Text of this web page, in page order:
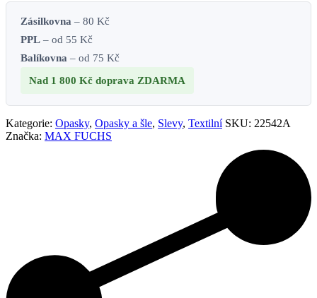
Zásilkovna – 80 Kč
PPL – od 55 Kč
Balíkovna – od 75 Kč
Nad 1 800 Kč doprava ZDARMA
Kategorie: Opasky, Opasky a šle, Slevy, Textilní SKU: 22542A
Značka: MAX FUCHS